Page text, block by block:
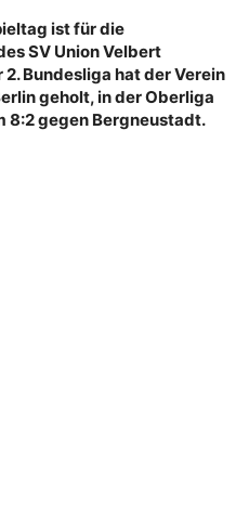
ist für die
SV Union Velbert
Bundesliga hat der Verein
geholt, in der Oberliga
8:2 gegen Bergneustadt.